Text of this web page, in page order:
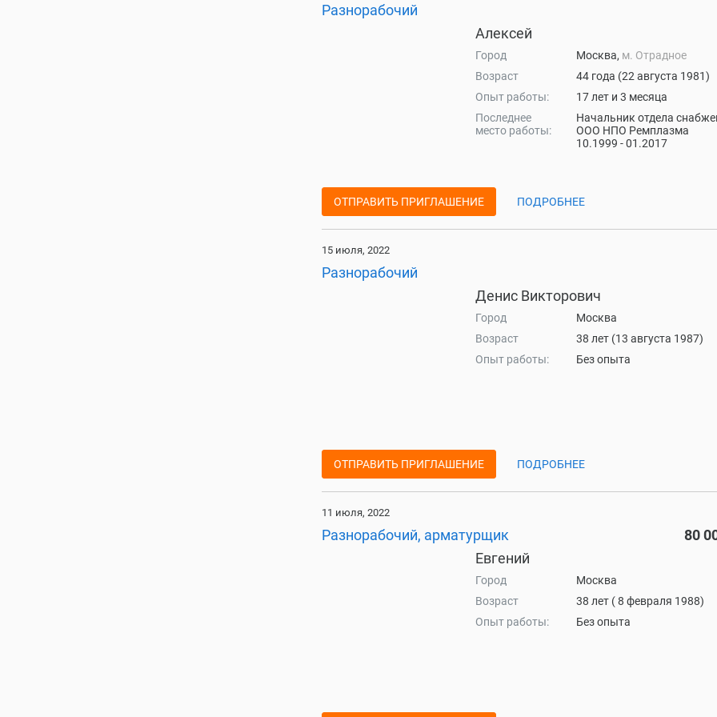
Разнорабочий
Алексей
Город Москва, м. Отрадное
Возраст
44 года (22 августа 1981)
Опыт работы:
17 лет и 3 месяца
Последнее
место работы:
Начальник отдела
ООО НПО Ремплазма
10.1999 - 01.2017
ОТПРАВИТЬ ПРИГЛАШЕНИЕ ПОДРОБНЕЕ
15 июля, 2022
Разнорабочий
Денис Викторович
Город
Москва
Возраст
38 лет (13 августа 1987)
Опыт работы:
Без опыта
ОТПРАВИТЬ ПРИГЛАШЕНИЕ ПОДРОБНЕЕ
11 июля, 2022
Разнорабочий, арматурщик
80
Евгений
Город
Москва
Возраст
38 лет ( 8 февраля 1988)
Опыт работы:
Без опыта